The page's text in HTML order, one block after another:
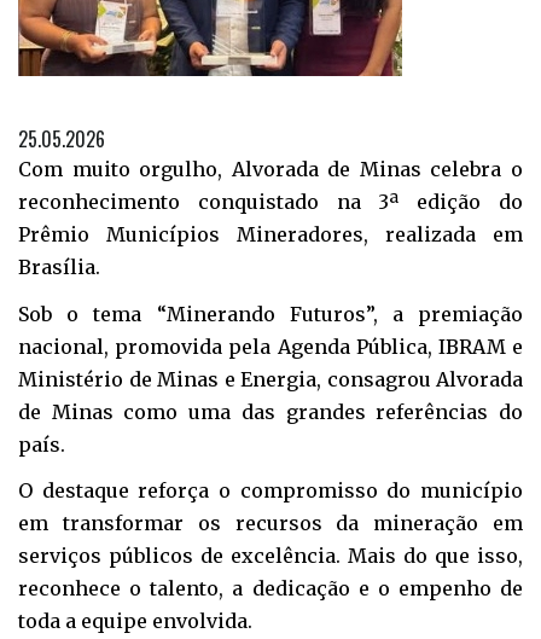
25.05.2026
Com muito orgulho, Alvorada de Minas celebra o
reconhecimento conquistado na 3ª edição do
Prêmio Municípios Mineradores, realizada em
Brasília.
Sob o tema “Minerando Futuros”, a premiação
nacional, promovida pela Agenda Pública, IBRAM e
Ministério de Minas e Energia, consagrou Alvorada
de Minas como uma das grandes referências do
país.
O destaque reforça o compromisso do município
em transformar os recursos da mineração em
serviços públicos de excelência. Mais do que isso,
reconhece o talento, a dedicação e o empenho de
toda a equipe envolvida.